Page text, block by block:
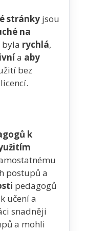
stránky jsou
na
rychlá,
a aby
bez
k
postupů a
pedagogů
učení a
snadněji
a mohli